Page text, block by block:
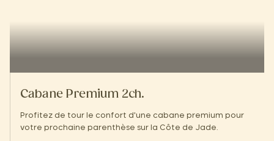
Cabane Premium 2ch.
Profitez de tour le confort d'une cabane premium pour
votre prochaine parenthèse sur la Côte de Jade.